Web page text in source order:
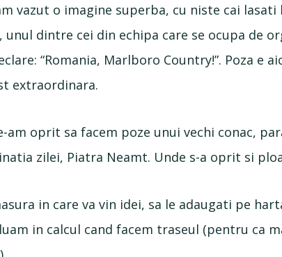
vazut o imagine superba, cu niste cai
dintre cei din echipa care se ocupa de
“Romania, Marlboro Country!”. Poza e
extraordinara.
am oprit sa facem poze unui vechi conac,
zilei, Piatra Neamt. Unde s-a oprit si
in care va vin idei, sa le adaugati pe
in calcul cand facem traseul (pentru ca